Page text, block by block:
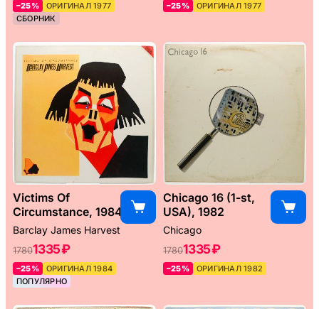
–25%
ОРИГИНАЛ 1977
СБОРНИК
–25% ОРИГИНАЛ 1977
Victims Of
Circumstance, 1984
Barclay James Harvest
17801335 ₽
–25%
ОРИГИНАЛ 1984
ПОПУЛЯРНО
Chicago 16 (1-st,
USA), 1982
Chicago
17801335 ₽
–25% ОРИГИНАЛ 1982